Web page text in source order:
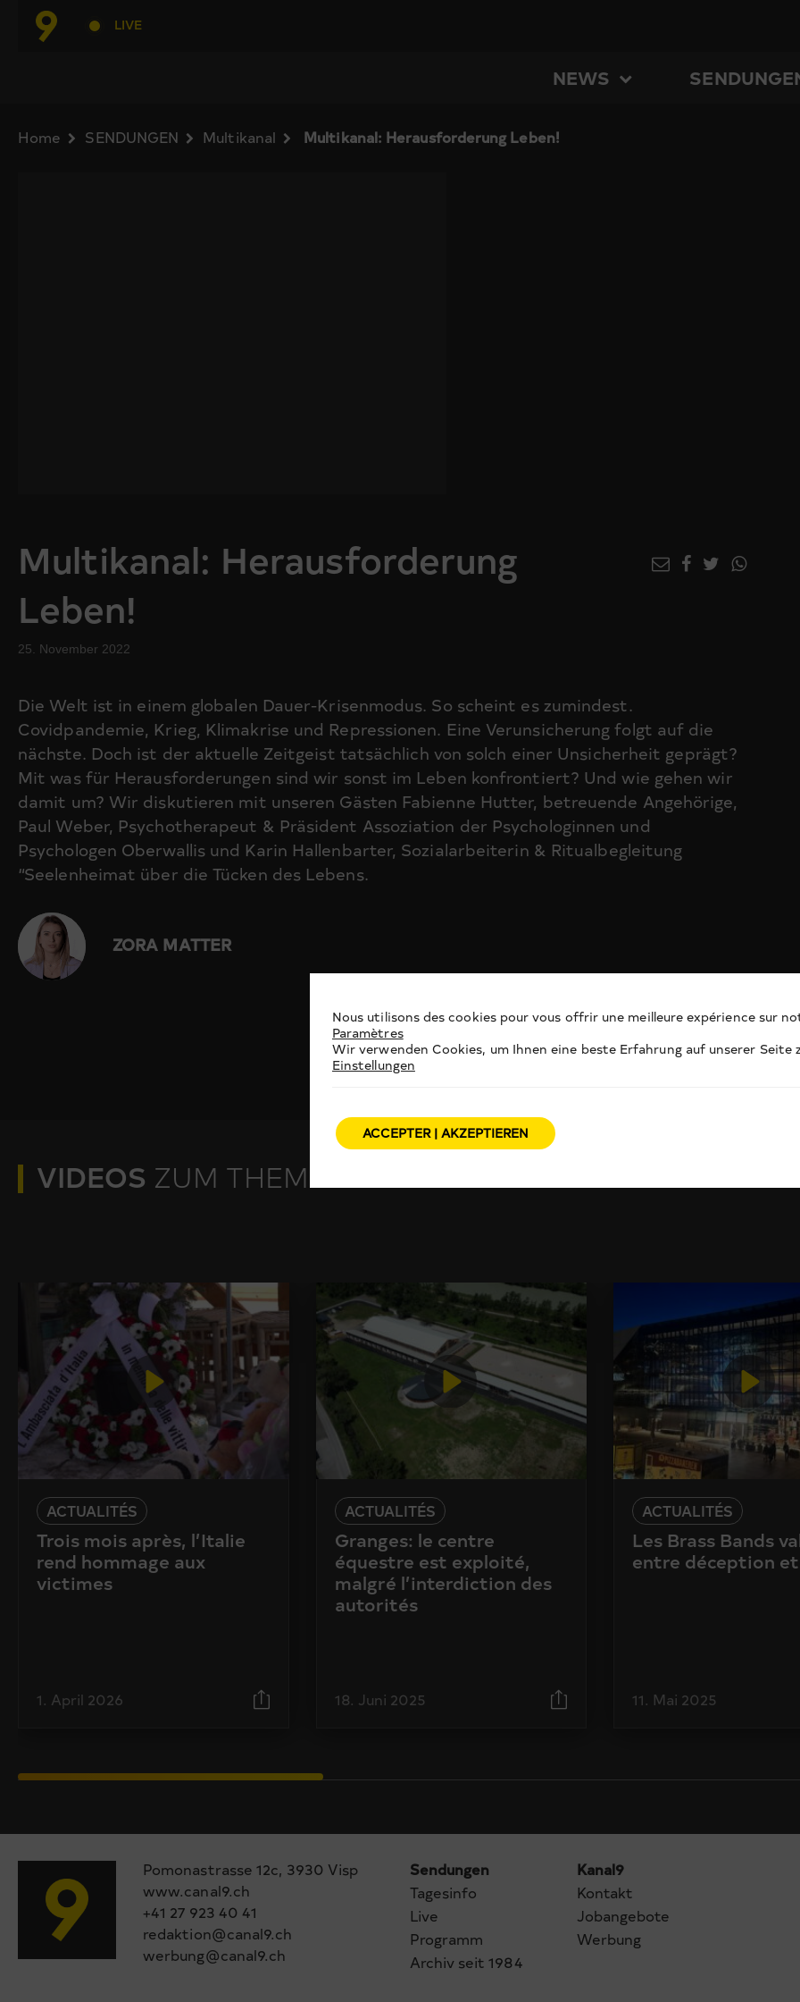
LIVE
NEWS
Home SENDUNGEN Multikanal Multikanal: Herausforderung Leben!
Multikanal: Herausforderung
Leben!
25. November 2022
Die Welt ist in einem globalen Dauer-Krisenmodus. So scheint es zumindest.
Covidpandemie, Krieg, Klimakrise und Repressionen. Eine Verunsicherung folgt auf die
nächste. Doch ist der aktuelle Zeitgeist tatsächlich von solch einer Unsicherheit geprägt?
Mit was für Herausforderungen sind wir sonst im Leben konfrontiert? Und wie gehen wir
damit um? Wir diskutieren mit unseren Gästen Fabienne Hutter, betreuende Angehörige,
Paul Weber, Psychotherapeut & Präsident Assoziation der Psychologinnen und
Psychologen Oberwallis und Karin Hallenbarter, Sozialarbeiterin & Ritualbegleitung
“Seelenheimat über die Tücken des Lebens.
ZORA MATTER
VIDEOS ZUM THEMA
ACTUALITÉS
Trois mois après, l’Italie
rend hommage aux
victimes
1. April 2026
ACTUALITÉS
Granges: le centre
équestre est exploité,
malgré l’interdiction des
autorités
18. Juni 2025
ACTUALITÉS
Les Brass Bands
entre déception
11. Mai 2025
Pomonastrasse 12c, 3930 Visp
www.canal9.ch
+41 27 923 40 41
redaktion@canal9.ch
werbung@canal9.ch
Sendungen
Tagesinfo
Live
Programm
Archiv seit 1984
Kanal9
Kontakt
Jobangebote
Werbung
Nous utilisons des cookies pour vous offrir une meilleure expérience sur
Paramètres
Wir verwenden Cookies, um Ihnen eine beste Erfahrung auf unserer Seite
Einstellungen
ACCEPTER | AKZEPTIEREN